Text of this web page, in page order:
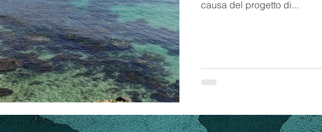
radio passante di mezzo lavoro scuola
causa del progetto di...